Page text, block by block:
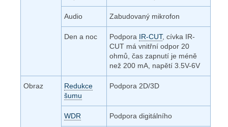
Audio Zabudovaný mikrofon
Den a noc Podpora IR-CUT, cívka IR-
CUT má vnitřní odpor 20
ohmů, čas zapnutí je méně
než 200 mA, napětí 3.5V-6V
Obraz
Redukce
šumu
Podpora 2D/3D
WDR Podpora digitálního